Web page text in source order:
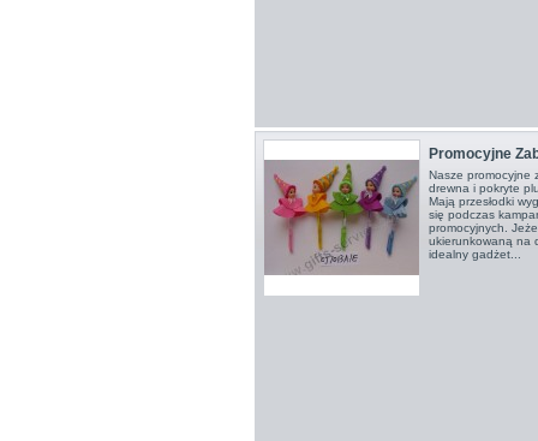
Promocyjne
Nasze promocyjne
drewna i pokryte
Mają przesłodki
się podczas
promocyjnych.
ukierunkowaną na
idealny gadżet...